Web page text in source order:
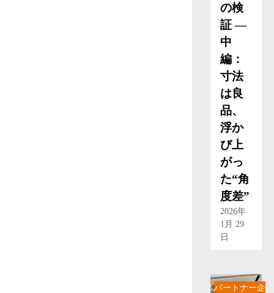
の検
証 ―
中
編：
寸法
は良
品、
浮か
び上
がっ
た“角
度差”
2026年
1月 29
日
パートナー企